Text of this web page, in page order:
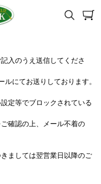
入のうえ送信してくださ
にてお送りしております。
定等でブロックされている
確認の上、メール不着の
ましては翌営業日以降のご